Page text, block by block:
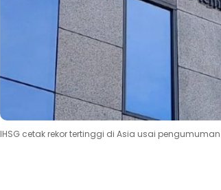
IHSG cetak rekor tertinggi di Asia usai